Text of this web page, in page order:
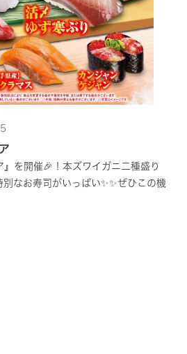
』を開催🎉！本ズワイガニ二種盛り
なお寿司がいっぱい✨✨ぜひこの機